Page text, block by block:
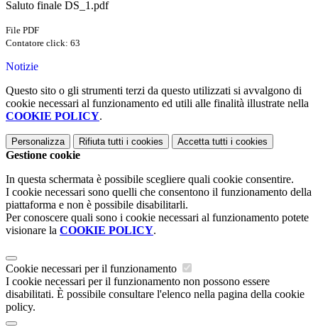
Saluto finale DS_1.pdf
File PDF
Contatore click: 63
Notizie
Questo sito o gli strumenti terzi da questo utilizzati si avvalgono di
cookie necessari al funzionamento ed utili alle finalità illustrate nella
COOKIE POLICY.
Personalizza Rifiuta tutti i cookies Accetta tutti i cookies
Gestione cookie
In questa schermata è possibile scegliere quali cookie consentire.
I cookie necessari sono quelli che consentono il funzionamento della
piattaforma e non è possibile disabilitarli.
Per conoscere quali sono i cookie necessari al funzionamento potete
visionare la COOKIE POLICY.
Cookie necessari per il funzionamento
I cookie necessari per il funzionamento non possono essere
disabilitati. È possibile consultare l'elenco nella pagina della cookie
policy.